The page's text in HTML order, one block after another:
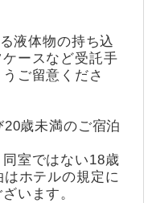
液体物の持ち込
ースなど受託手
ご留意くださ
歳未満のご宿泊
室ではない18歳
ホテルの規定に
います。